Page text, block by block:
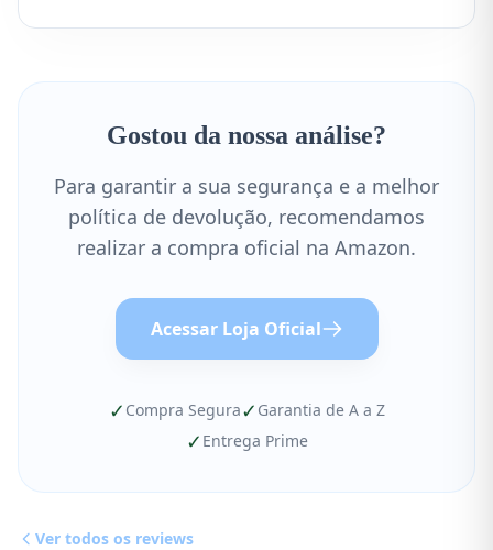
Gostou da nossa análise?
Para garantir a sua segurança e a melhor
política de devolução, recomendamos
realizar a compra oficial na Amazon.
Acessar Loja Oficial
✓ Compra Segura✓ Garantia de A a Z
✓ Entrega Prime
Ver todos os reviews